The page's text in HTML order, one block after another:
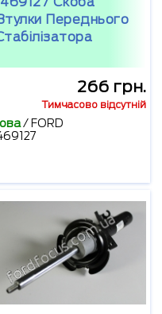
Переднього
266 грн.
Тимчасово відсутній
/ FORD